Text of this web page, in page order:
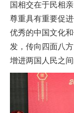
国相交在于民相
尊重具有重要促
优秀的中国文化
发，传向四面八
增进两国人民之